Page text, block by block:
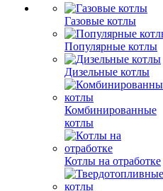
Газовые котлы
Популярные котлы
Дизельные котлы
Комбинированные
котлы
Котлы на отработке